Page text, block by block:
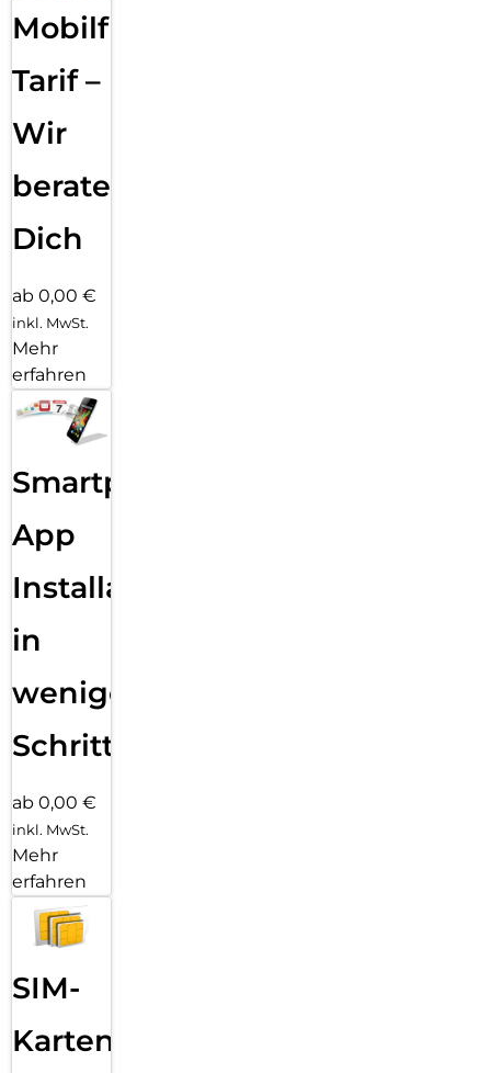
Mobilfunk
Tarif –
Wir
beraten
Dich
ab 0,00 €
inkl. MwSt.
Mehr
erfahren
Smartphone
App
Installation
in
wenigen
Schritten
ab 0,00 €
inkl. MwSt.
Mehr
erfahren
SIM-
Karten